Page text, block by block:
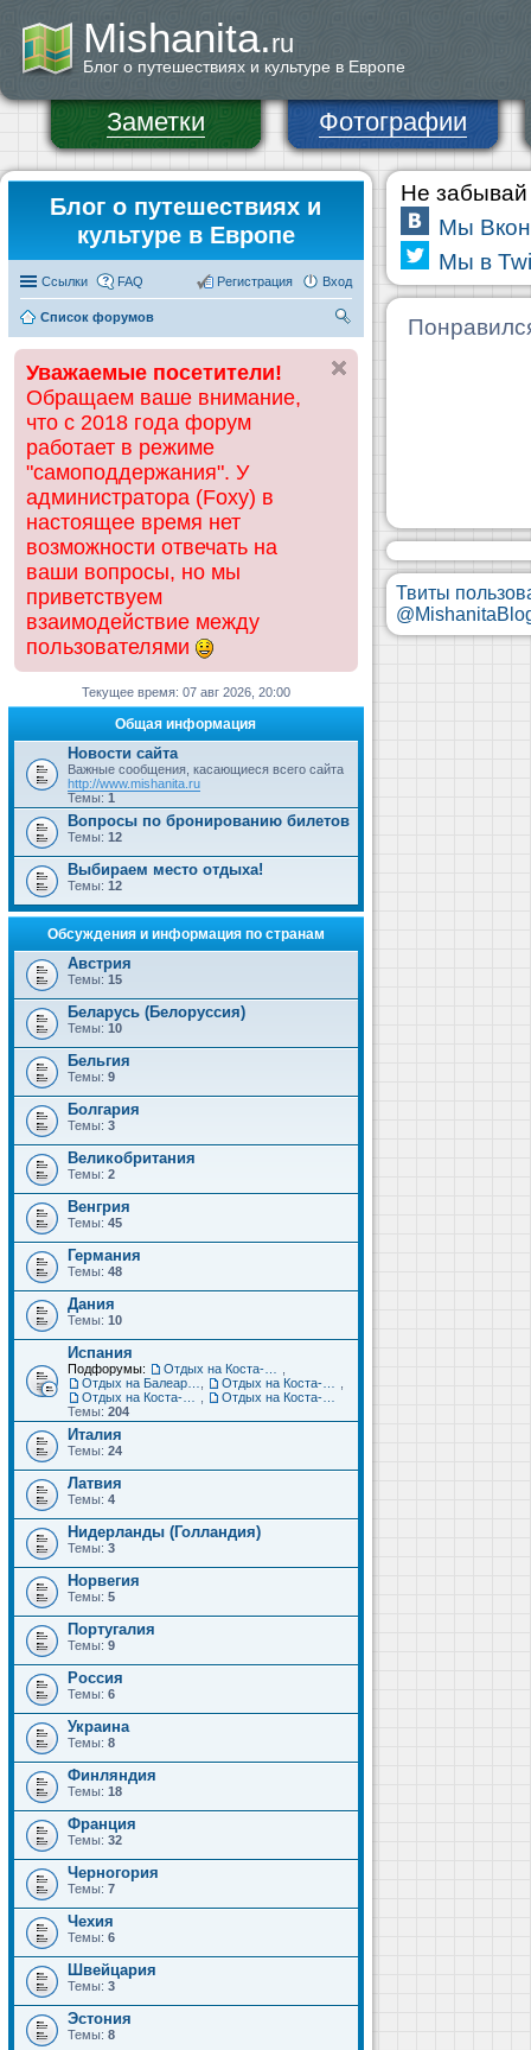
Mishanita.ru
Блог о путешествиях и культуре в Европе
Заметки Фотографии
Блог о путешествиях и
культуре в Европе
Ссылки FAQ Вход
Регистрация
Список форумов
ск
Уважаемые посетители!
Обращаем ваше внимание,
что с 2018 года форум
работает в режиме
"самоподдержания". У
администратора (Foxy) в
настоящее время нет
возможности отвечать на
ваши вопросы, но мы
приветствуем
взаимодействие между
пользователями
Текущее время: 07 авг 2026, 20:00
Общая информация
Новости сайта
Важные сообщения, касающиеся всего сайта
http://www.mishanita.ru
Темы: 1
Вопросы по бронированию билетов
Темы: 12
Выбираем место отдыха!
Темы: 12
Обсуждения и информация по странам
Австрия
Темы: 15
Беларусь (Белоруссия)
Темы: 10
Бельгия
Темы: 9
Болгария
Темы: 3
Великобритания
Темы: 2
Венгрия
Темы: 45
Германия
Темы: 48
Дания
Темы: 10
Испания
Подфорумы:
Темы: 204
Италия
Темы: 24
Латвия
Темы: 4
Нидерланды (Голландия)
Темы: 3
Норвегия
Темы: 5
Португалия
Темы: 9
Россия
Темы: 6
Украина
Темы: 8
Финляндия
Темы: 18
Франция
Темы: 32
Черногория
Темы: 7
Чехия
Темы: 6
Швейцария
Темы: 3
Эстония
Темы: 8
Не забывай
Мы
Мы в
Твиты